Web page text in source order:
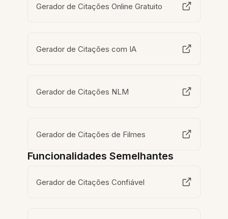
Gerador de Citações Online Gratuito
Gerador de Citações com IA
Gerador de Citações NLM
Gerador de Citações de Filmes
Funcionalidades Semelhantes
Gerador de Citações Confiável